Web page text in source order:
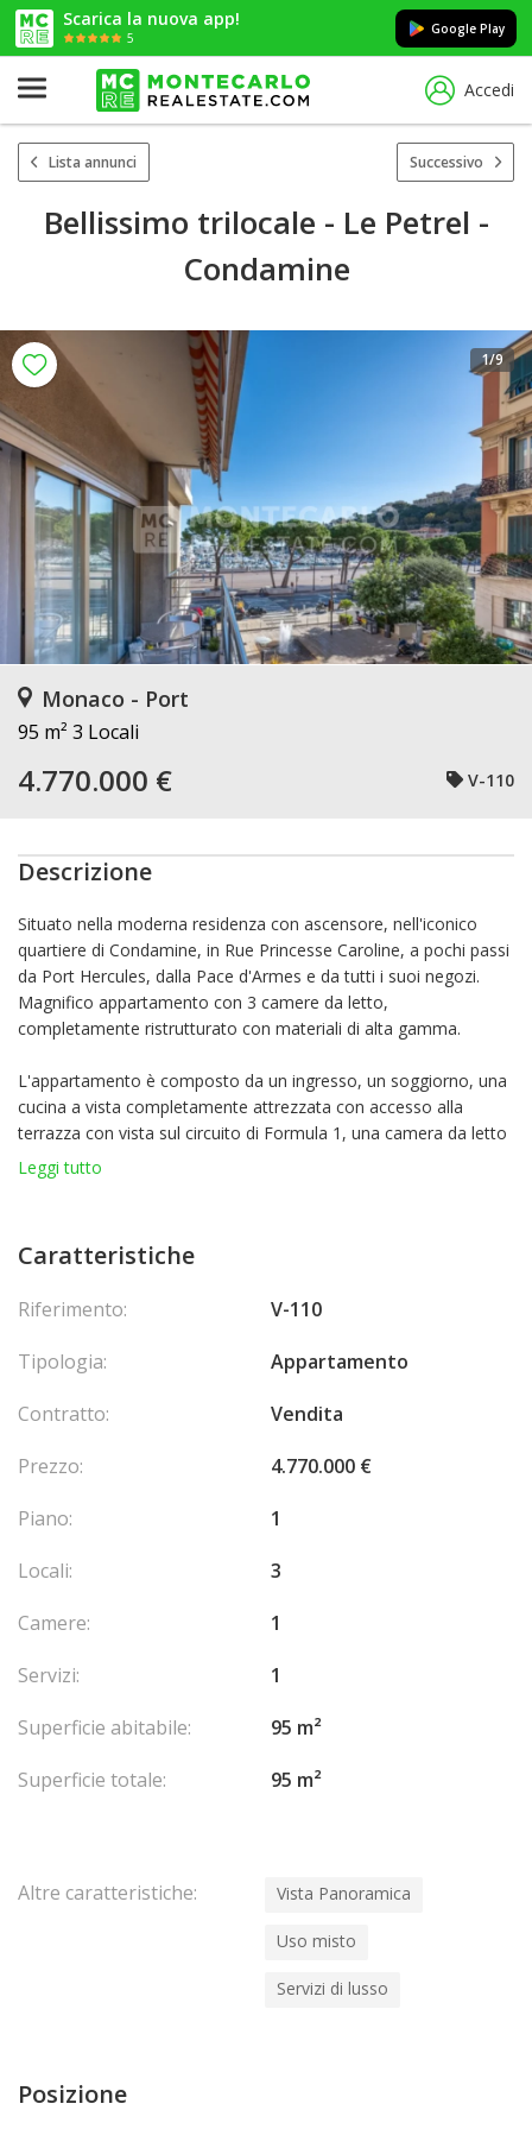
Scarica la nuova app!
5
Google Play
Accedi
Lista annunci Successivo
Bellissimo trilocale - Le Petrel -
Condamine
1/9
Monaco - Port
95 m² 3 Locali
4.770.000 € V-110
Descrizione
Situato nella moderna residenza con ascensore, nell'iconico
quartiere di Condamine, in Rue Princesse Caroline, a pochi passi
da Port Hercules, dalla Pace d'Armes e da tutti i suoi negozi.
Magnifico appartamento con 3 camere da letto,
completamente ristrutturato con materiali di alta gamma.
L'appartamento è composto da un ingresso, un soggiorno, una
cucina a vista completamente attrezzata con accesso alla
terrazza con vista sul circuito di Formula 1, una camera da letto
con accesso alla terrazza e bagno privato, e una seconda
camera da letto con bagno con doccia.
Leggi tutto
Caratteristiche
Riferimento:
V-110
Tipologia:
Appartamento
Contratto:
Vendita
Prezzo:
4.770.000 €
Piano:
1
Locali:
3
Camere:
1
Servizi:
1
Superficie abitabile:
95 m²
Superficie totale:
95 m²
Altre caratteristiche: Vista Panoramica
Uso misto
Servizi di lusso
Posizione